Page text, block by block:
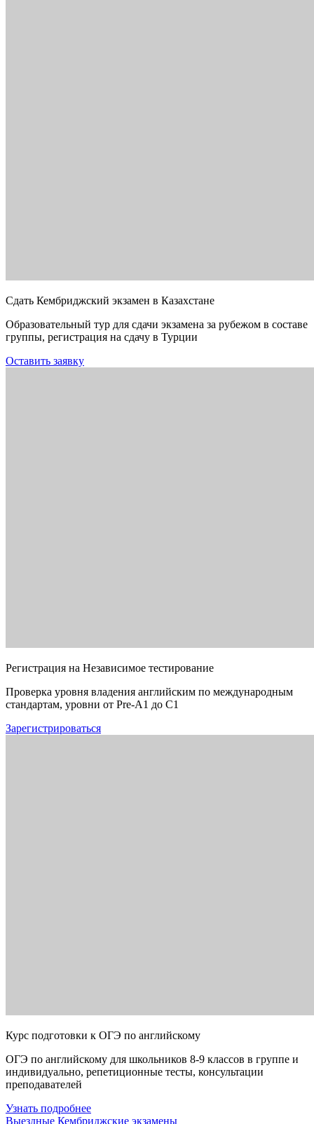
Сдать Кембриджский экзамен в Казахстане
Образовательный тур для сдачи экзамена за рубежом в составе
группы, регистрация на сдачу в Турции
Оставить заявку
Регистрация на Независимое тестирование
Проверка уровня владения английским по международным
стандартам, уровни от Pre-A1 до C1
Зарегистрироваться
Курс подготовки к ОГЭ по английскому
ОГЭ по английскому для школьников 8-9 классов в группе и
индивидуально, репетиционные тесты, консультации
преподавателей
Узнать подробнее
Выездные Кембриджские экзамены